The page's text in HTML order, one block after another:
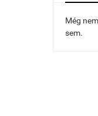
Még
sem.